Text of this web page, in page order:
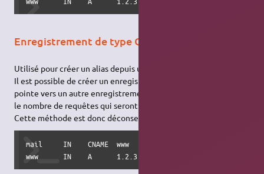
Enregistrement de type CNAME (Alias)
Utilisé pour créer un alias depuis un enregistrement de type A.
Il est possible de créer un enregistrement de type CNAME qui
pointe vers un autre enregistrement CNAME, mais ceci double
le nombre de requêtes qui seront faîtes au serveur de noms.
Cette méthode est donc déconseillée.
mail     IN    CNAME  www
www      IN    A      1.2.3.4